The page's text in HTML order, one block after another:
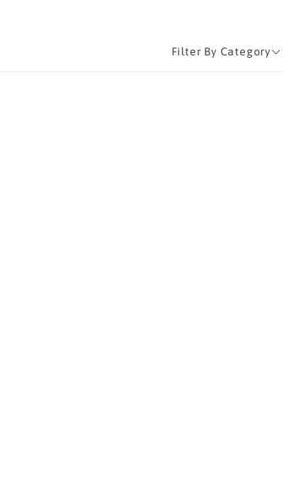
Filter By Category